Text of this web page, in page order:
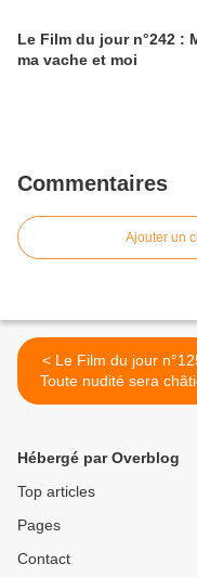
Le Film du jour n°242 :
ma vache et moi
Commentaires
Ajouter un
< Le Film du jour n°125 :
Toute nudité sera
Hébergé par Overblog
Top articles
Pages
Contact